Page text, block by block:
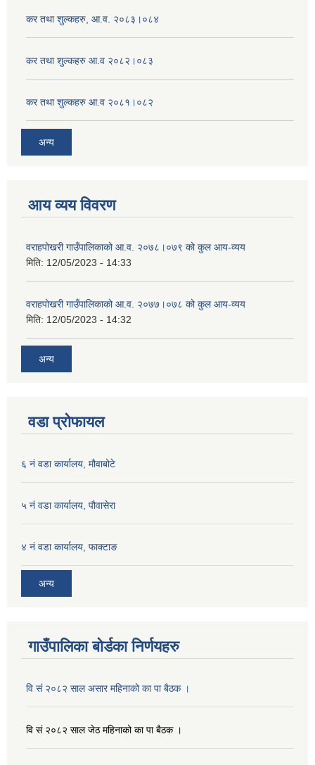
कर तथा शुल्कहरु, आ.व. २०८३।०८४
कर तथा शुल्कहरु आ.व २०८२।०८३
कर तथा शुल्कहरु आ.व २०८१।०८२
अन्य
आय व्यय विवरण
वराहपोखरी गाउँपालिकाको आ.व. २०७८।०७९ को कुल आय-व्यय
मिति: 12/05/2023 - 14:33
वराहपोखरी गाउँपालिकाको आ.व. २०७७।०७८ को कुल आय-व्यय
मिति: 12/05/2023 - 14:32
अन्य
वडा प्रोफायल
६ नं वडा कार्यालय, मौवाबोटे
५ नं वडा कार्यालय, पौवासेरा
४ नं वडा कार्यालय, फाक्टाङ
अन्य
गाउँपालिका बोर्डका निर्णयहरु
वि सं २०८२ साल असार महिनाको का पा बैठक ।
वि सं २०८२ साल जेठ महिनाको का पा बैठक ।